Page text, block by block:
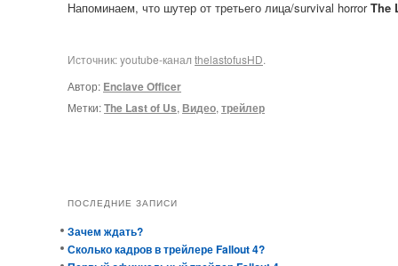
Напоминаем, что шутер от третьего лица/survival horrorThe
Источник: youtube-канал thelastofusHD.
Автор: Enclave Officer
Метки:The Last of Us, Видео, трейлер
ПОСЛЕДНИЕ ЗАПИСИ
Зачем ждать?
Сколько кадров в трейлере Fallout 4?